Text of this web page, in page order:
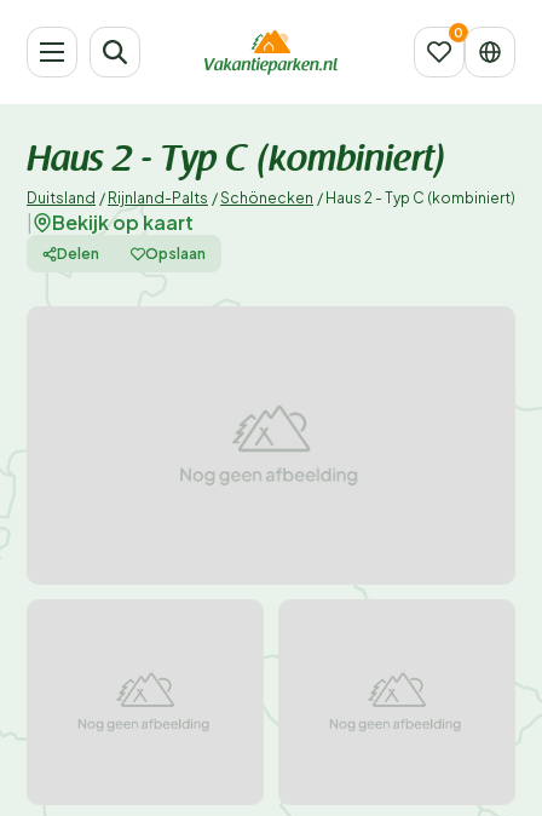
Haus 2 - Typ C (kombiniert)
Duitsland / Rijnland-Palts /Schönecken / Haus 2 - Typ C (kombiniert)
Bekijk op kaart
Delen Opslaan